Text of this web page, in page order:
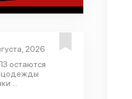
2026
остаются
...